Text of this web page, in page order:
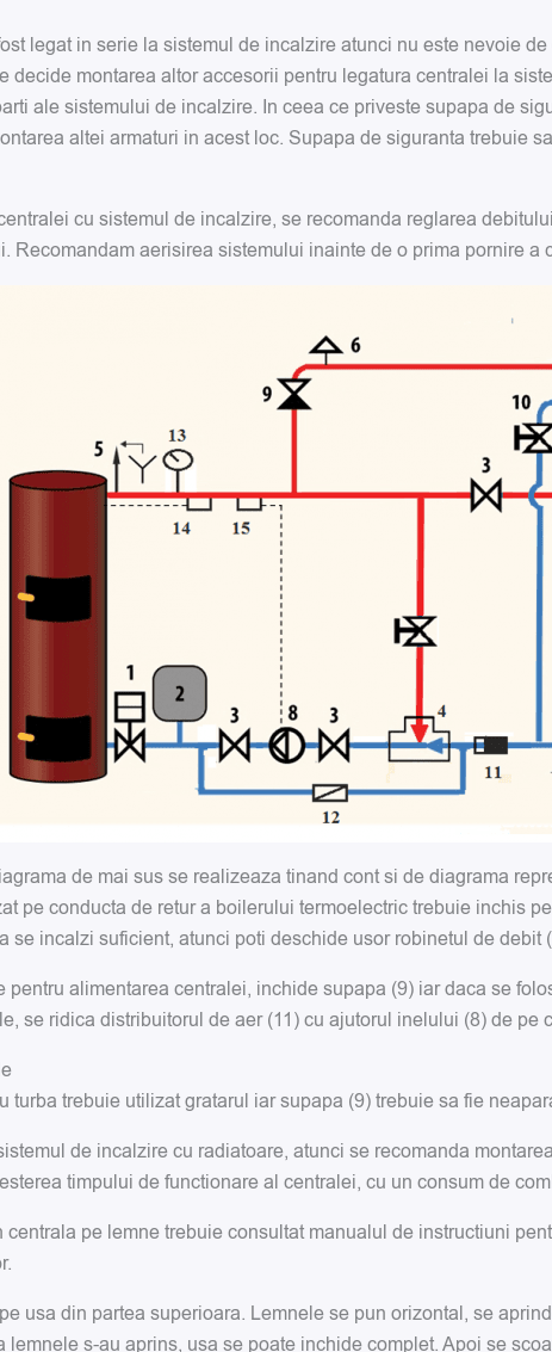
legat in serie la sistemul de incalzire atunci nu este nevoie
decide montarea altor accesorii pentru legatura centralei la
ale sistemului de incalzire. In ceea ce priveste supapa de
altei armaturi in acest loc. Supapa de siguranta trebuie
cu sistemul de incalzire, se recomanda reglarea
Recomandam aerisirea sistemului inainte de o prima pornire
de mai sus se realizeaza tinand cont si de diagrama
pe conducta de retur a boilerului termoelectric trebuie inchis
se incalzi suficient, atunci poti deschide usor robinetul de debit
pentru alimentarea centralei, inchide supapa (9) iar daca se
se ridica distribuitorul de aer (11) cu ajutorul inelului (8) de pe
turba trebuie utilizat gratarul iar supapa (9) trebuie sa fie
de incalzire cu radiatoare, atunci se recomanda
timpului de functionare al centralei, cu un consum de
pe lemne trebuie consultat manualul de instructiuni
usa din partea superioara. Lemnele se pun orizontal, se
lemnele s-au aprins, usa se poate inchide complet. Apoi se